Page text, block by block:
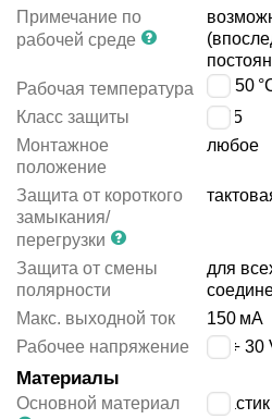
Примечание по
рабочей среде
Рабочая температура
0 ÷ 50
Класс защиты
IP65
Монтажное
положение
любое
Защита от короткого
замыкания/
перегрузки
Защита от смены
полярности
для
Макс. выходной ток
150 мА
Рабочее напряжение
15 ÷
Материалы
Основной материал пластик